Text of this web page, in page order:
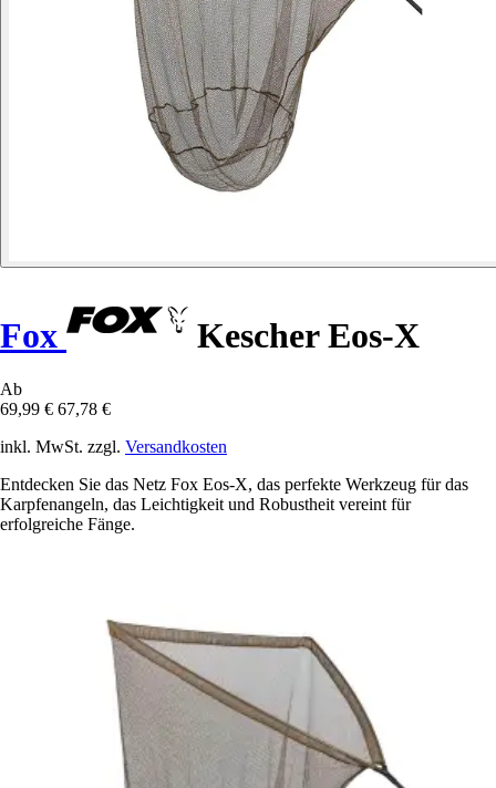
Fox Kescher Eos-X
Ab
69,99 € 67,78 €
inkl. MwSt. zzgl. Versandkosten
Entdecken Sie das Netz Fox Eos-X, das perfekte Werkzeug für das
Karpfenangeln, das Leichtigkeit und Robustheit vereint für
erfolgreiche Fänge.